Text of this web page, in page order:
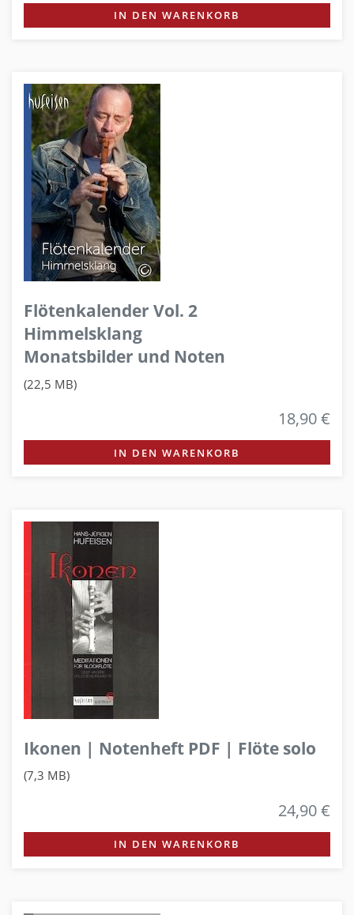
IN DEN WARENKORB
Flötenkalender Vol. 2
Himmelsklang
Monatsbilder und Noten
(22,5 MB)
18,90 €
IN DEN WARENKORB
Ikonen | Notenheft PDF | Flöte solo
(7,3 MB)
24,90 €
IN DEN WARENKORB